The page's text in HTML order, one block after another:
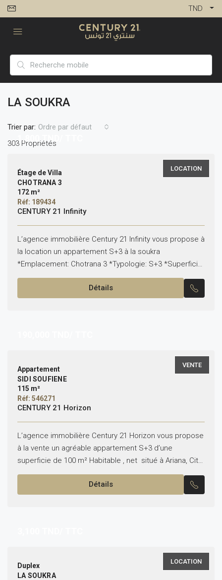
TND
LA SOUKRA
303 Propriétés
Trier par: Ordre par défaut
LOCATION
1,800 TND/ TTC
Étage de Villa
CHOTRANA 3
172 m²
Réf: 189434
CENTURY 21 Infinity
L’agence immobilière Century 21 Infinity vous propose à
la location un appartement S+3 à la soukra
*Emplacement: Chotrana 3 *Typologie: S+3 *Superficie:
172 m² *État: vide Il est composé de: -Un salon,...
Détails
VENTE
Appartement
SIDI SOUFIENE
115 m²
Réf: 546271
CENTURY 21 Horizon
L’agence immobilière Century 21 Horizon vous propose
à la vente un agréable appartement S+3 d’une
superficie de 100 m² Habitable , net situé à Ariana, Cité
Essaha, dans un quartier résidentiel et...
Détails
LOCATION
Duplex
LA SOUKRA